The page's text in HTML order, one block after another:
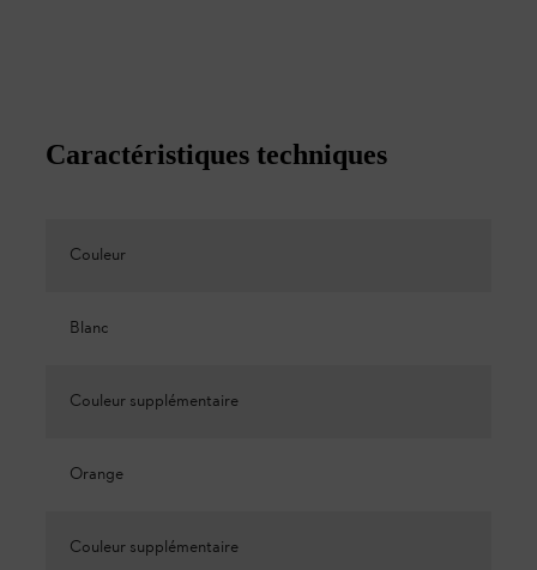
Caractéristiques techniques
Couleur
Blanc
Couleur supplémentaire
Orange
Couleur supplémentaire